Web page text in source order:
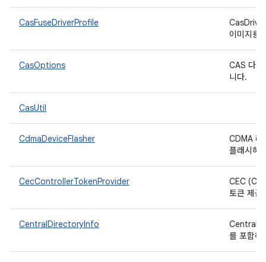
CasFuseDriverProfile
이미지용
CasOptions
CAS 다운
니다.
CasUtil
CdmaDeviceFlasher
CDMA 라
플래시하
CecControllerTokenProvider
CEC
토큰 제
CentralDirectoryInfo
를 포함하